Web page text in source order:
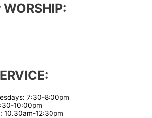
7:30-8:00pm
10:00pm
10.30am-12:30pm